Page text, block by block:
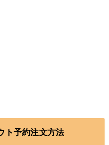
ト予約注文方法